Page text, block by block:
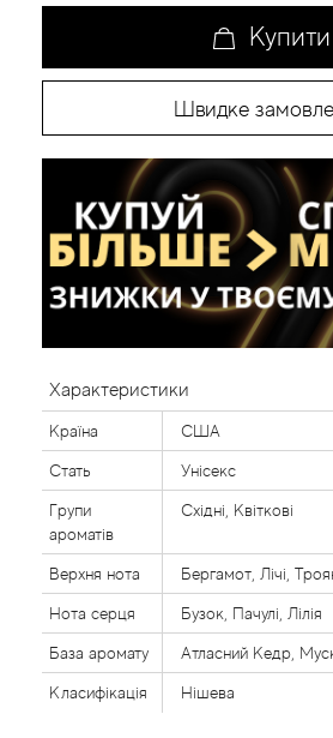
Купити
Швидке
Характеристики
Країна США
Стать Унісекс
Групи
ароматів
Східні, Квіткові
Верхня нота Бергамот, Лічі,
Нота серця Бузок, Пачулі, Лілія
База аромату Атласний Кедр,
Класифікація Нішева